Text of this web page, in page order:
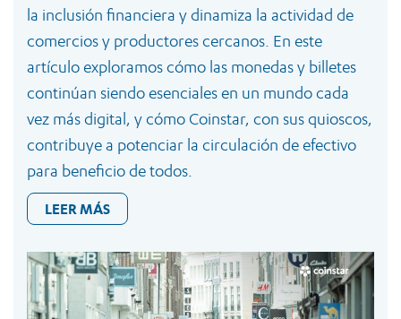
la inclusión financiera y dinamiza la actividad de
comercios y productores cercanos. En este
artículo exploramos cómo las monedas y billetes
continúan siendo esenciales en un mundo cada
vez más digital, y cómo Coinstar, con sus quioscos,
contribuye a potenciar la circulación de efectivo
para beneficio de todos.
LEER MÁS